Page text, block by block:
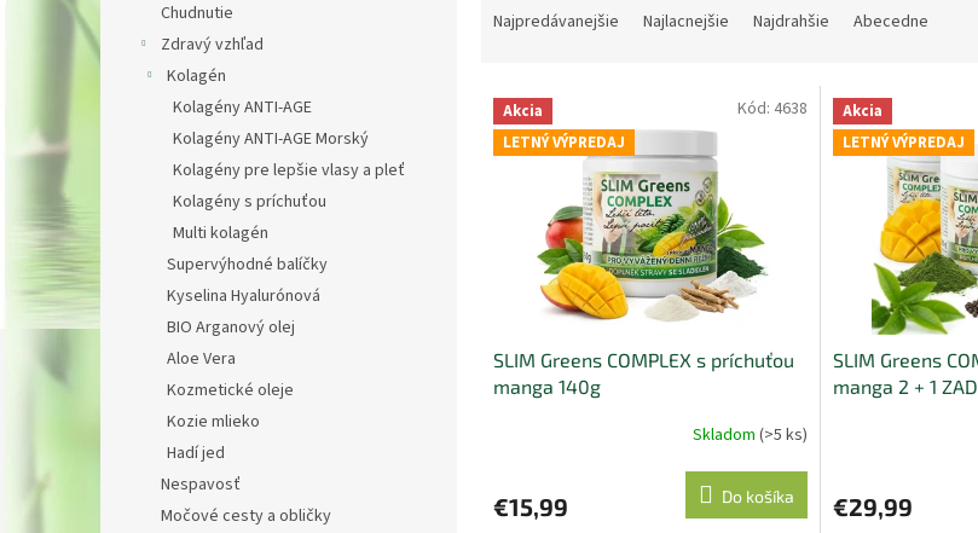
Chudnutie
Zdravý vzhľad
Kolagén
Kolagény ANTI-AGE
Kolagény ANTI-AGE Morský
Kolagény pre lepšie vlasy a pleť
Kolagény s príchuťou
Multi kolagén
Supervýhodné balíčky
Kyselina Hyalurónová
BIO Arganový olej
Aloe Vera
Kozmetické oleje
Kozie mlieko
Hadí jed
Nespavosť
Močové cesty a obličky
n
Najpredávanejšie Najlacnejšie Najdrahšie Abecedne
V
p
Akcia
LETNÝ VÝPREDAJ
SLIM Greens COMPLEX s príchuťou
manga 140g
je
Skladom (>5 ks)
€15,99 Do košíka
Kód: 4638
Akcia
LETNÝ VÝPREDAJ
SLIM Greens
manga 2 + 1
je
€29,99